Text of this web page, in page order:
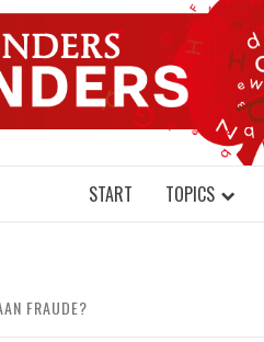
ON BRAINS AND SCIENCE
START TOPICS
FRAUDE?